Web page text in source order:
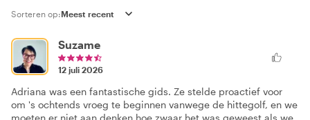
Sorteren op:
Suzame
12 juli 2026
Adriana was een fantastische gids. Ze stelde proactief voor
om 's ochtends vroeg te beginnen vanwege de hittegolf, en we
moeten er niet aan denken hoe zwaar het was geweest als we